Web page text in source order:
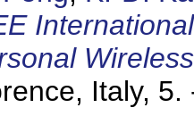
Italy, 5.